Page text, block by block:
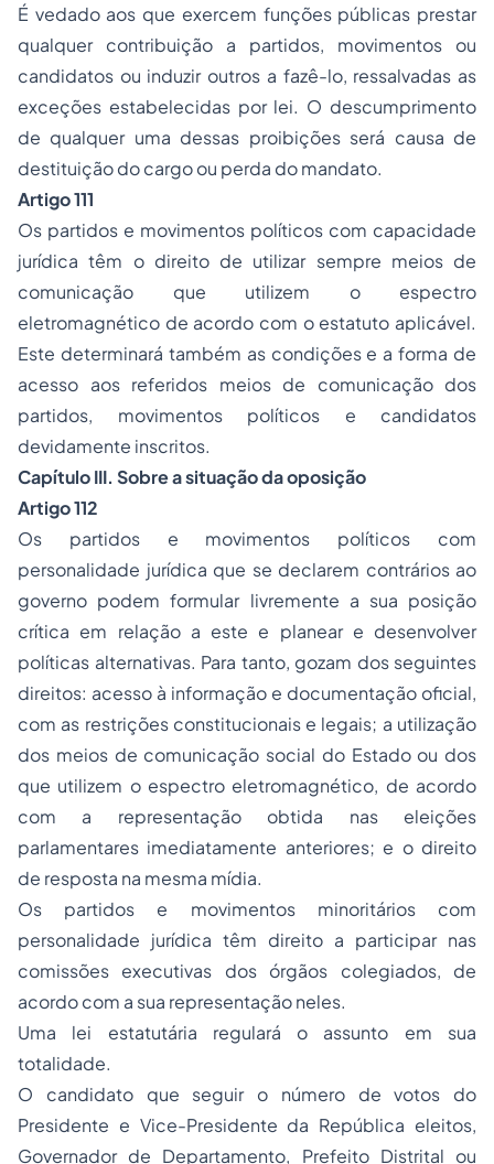
É vedado aos que exercem funções públicas prestar
qualquer contribuição a partidos, movimentos ou
candidatos ou induzir outros a fazê-lo, ressalvadas as
exceções estabelecidas por lei. O descumprimento
de qualquer uma dessas proibições será causa de
destituição do cargo ou perda do mandato.
Artigo 111
Os partidos e movimentos políticos com capacidade
jurídica têm o direito de utilizar sempre meios de
comunicação que utilizem o espectro
eletromagnético de acordo com o estatuto aplicável.
Este determinará também as condições e a forma de
acesso aos referidos meios de comunicação dos
partidos, movimentos políticos e candidatos
devidamente inscritos.
Capítulo III. Sobre a situação da oposição
Artigo 112
Os partidos e movimentos políticos com
personalidade jurídica que se declarem contrários ao
governo podem formular livremente a sua posição
crítica em relação a este e planear e desenvolver
políticas alternativas. Para tanto, gozam dos seguintes
direitos: acesso à informação e documentação oficial,
com as restrições constitucionais e legais; a utilização
dos meios de comunicação social do Estado ou dos
que utilizem o espectro eletromagnético, de acordo
com a representação obtida nas eleições
parlamentares imediatamente anteriores; e o direito
de resposta na mesma mídia.
Os partidos e movimentos minoritários com
personalidade jurídica têm direito a participar nas
comissões executivas dos órgãos colegiados, de
acordo com a sua representação neles.
Uma lei estatutária regulará o assunto em sua
totalidade.
O candidato que seguir o número de votos do
Presidente e Vice-Presidente da República eleitos,
Governador de Departamento, Prefeito Distrital ou